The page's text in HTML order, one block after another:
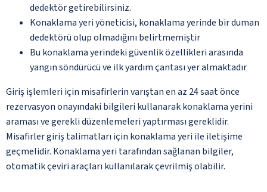
dedektör getirebilirsiniz.
Konaklama yeri yöneticisi, konaklama yerinde bir duman
dedektörü olup olmadığını belirtmemiştir
Bu konaklama yerindeki güvenlik özellikleri arasında
yangın söndürücü ve ilk yardım çantası yer almaktadır
Giriş işlemleri için misafirlerin varıştan en az 24 saat önce
rezervasyon onayındaki bilgileri kullanarak konaklama yerini
araması ve gerekli düzenlemeleri yaptırması gereklidir.
Misafirler giriş talimatları için konaklama yeri ile iletişime
geçmelidir. Konaklama yeri tarafından sağlanan bilgiler,
otomatik çeviri araçları kullanılarak çevrilmiş olabilir.